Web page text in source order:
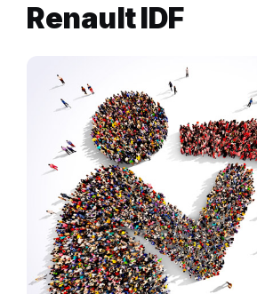
Renault IDF